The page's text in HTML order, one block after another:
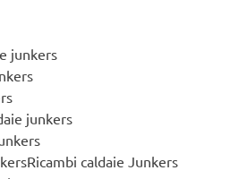
junkers
junkers
caldaie Junkers